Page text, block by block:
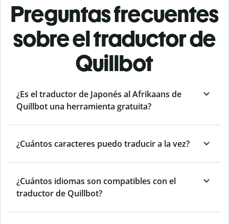
Preguntas frecuentes
sobre el traductor de
Quillbot
¿Es el traductor de Japonés al Afrikaans de
Quillbot una herramienta gratuita?
¿Cuántos caracteres puedo traducir a la vez?
¿Cuántos idiomas son compatibles con el
traductor de Quillbot?